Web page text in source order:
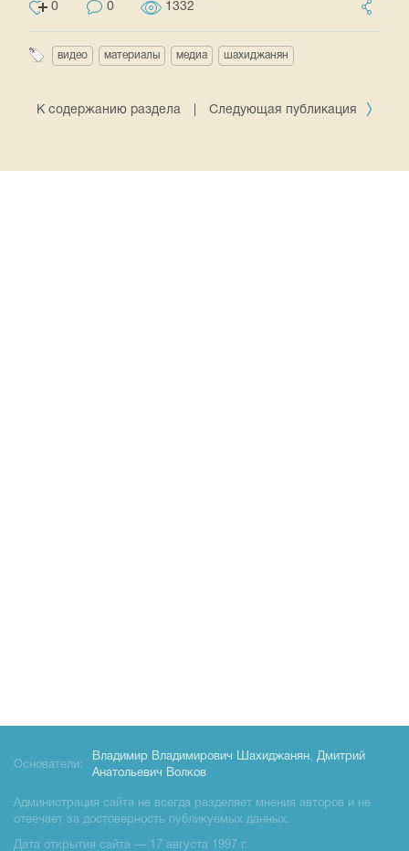
0 0 1332
видео материалы медиа шахиджанян
К содержанию раздела Следующая публикация
Основатели:
Владимир Владимирович Шахиджанян, Дмитрий
Анатольевич Волков
Администрация сайта не всегда разделяет мнения авторов и не
отвечает за достоверность публикуемых данных.
Дата открытия сайта — 17 августа 1997 г.